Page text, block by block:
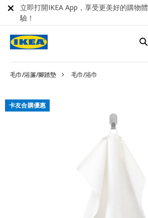
毛巾/浴簾/腳踏墊 毛巾/浴巾
卡友合購優惠
立即打開IKEA App，享受更美好的購物體
驗！